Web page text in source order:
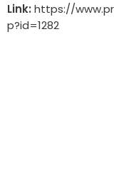
Link: https://
p?id=1282